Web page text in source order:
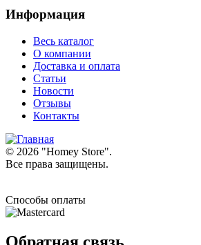
Информация
Весь каталог
О компании
Доставка и оплата
Статьи
Новости
Отзывы
Контакты
© 2026 "Homey Store".
Все права защищены.
Способы оплаты